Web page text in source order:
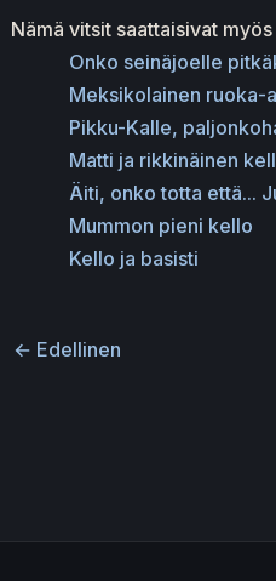
Nämä vitsit saattaisivat
Onko seinäjoelle
Meksikolainen ruoka-
Pikku-Kalle,
Matti ja rikkinäinen
Äiti, onko totta että...
Mummon pieni kello
Kello ja basisti
← Edellinen